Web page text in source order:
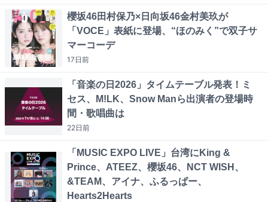
櫻坂46田村保乃×日向坂46金村美玖が
「VOCE」表紙に登場、“ほのみく”で双子サ
マーコーデ
17日前
「音楽の日2026」タイムテーブル発表！ミ
セス、M!LK、Snow Manら出演者の登場時
間・歌唱曲は
22日前
「MUSIC EXPO LIVE」台湾にKing &
Prince、ATEEZ、櫻坂46、NCT WISH、
&TEAM、アイナ、ふるっぱー、
Hearts2Hearts